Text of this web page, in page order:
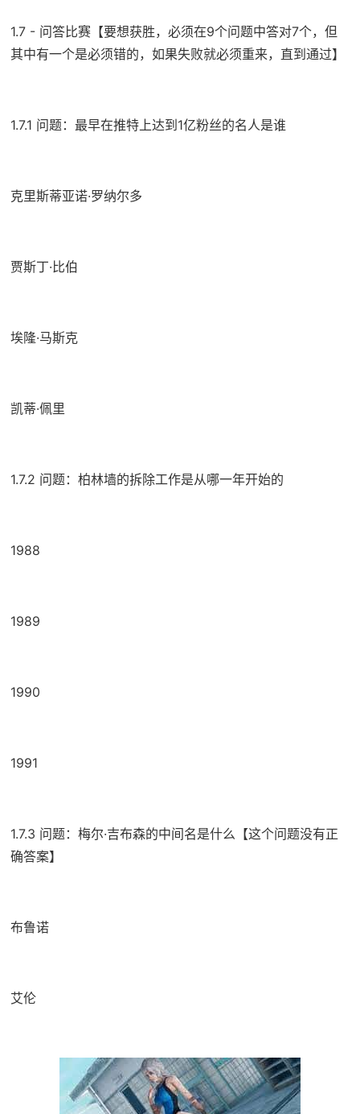
1.7 - 问答比赛【要想获胜，必须在9个问题中答对7个，但
其中有一个是必须错的，如果失败就必须重来，直到通过】
1.7.1 问题：最早在推特上达到1亿粉丝的名人是谁
克里斯蒂亚诺·罗纳尔多
贾斯丁·比伯
埃隆·马斯克
凯蒂·佩里
1.7.2 问题：柏林墙的拆除工作是从哪一年开始的
1988
1989
1990
1991
1.7.3 问题：梅尔·吉布森的中间名是什么【这个问题没有正
确答案】
布鲁诺
艾伦